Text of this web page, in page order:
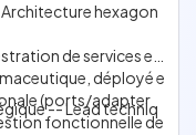
hexagon
de services ex
déployé e
(ports/adapter
fonctionnelle de
-- Lead techniq